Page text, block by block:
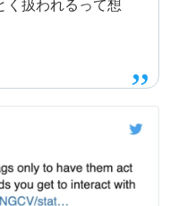
く扱われるって想